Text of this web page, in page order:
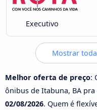
Executivo
Mostrar
Melhor oferta de preço:
ônibus de Itabuna, BA pra
02/08/2026. Quem é